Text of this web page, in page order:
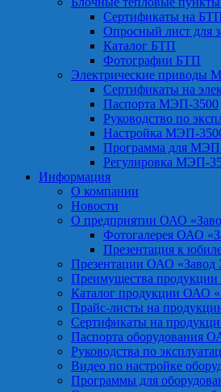
Сертификаты на
Опросный лист для
Каталог БТП
Фотографии БТП
Электрические приводы
Сертификаты на
Паспорта МЭП-3500
Руководство по
Настройка МЭП-
Программа для
Регулировка МЭП-
Информация
О компании
Новости
О предприятии ОАО
Фотогалерея ОАО
Презентация к
Презентации ОАО «Завод
Преимущества
Каталог продукции ОАО
Прайс-листы на
Сертификаты на
Паспорта оборудования
Руководства по
Видео по настройке
Программы для